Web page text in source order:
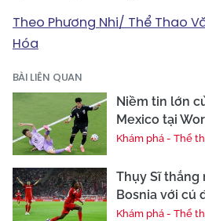
Theo Phương Nhi/ Thể Thao
Hóa
BÀI LIÊN QUAN
Niềm tin lớn
Mexico tại
Khám phá - Thể
Thụy Sĩ thắng
Bosnia với cú
Khám phá - Thể